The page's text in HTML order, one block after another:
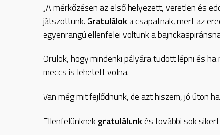
„A mérkőzésen az első helyezett, veretlen és
játszottunk. Gratuláloka csapatnak, mert az
egyenrangú ellenfelei voltunk a
Örülök, hogy mindenki pályára tudott lépni és
meccs is lehetett volna.
Van még mit fejlődnünk, de azt hiszem, jó úton
Ellenfelünknekgratulálunkés további sok